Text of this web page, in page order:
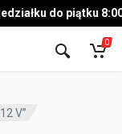
do piątku
0
V”